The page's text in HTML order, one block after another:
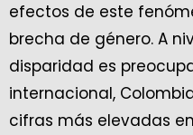
efectos de este
brecha de género. A
disparidad es
internacional,
cifras más elevadas